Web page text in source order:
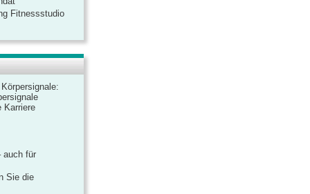
Fitnessstudio
Karriere
auch für
Sie die